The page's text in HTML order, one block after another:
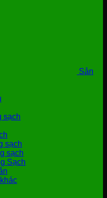
Sản
sạch
sạch
sạch
Sạch